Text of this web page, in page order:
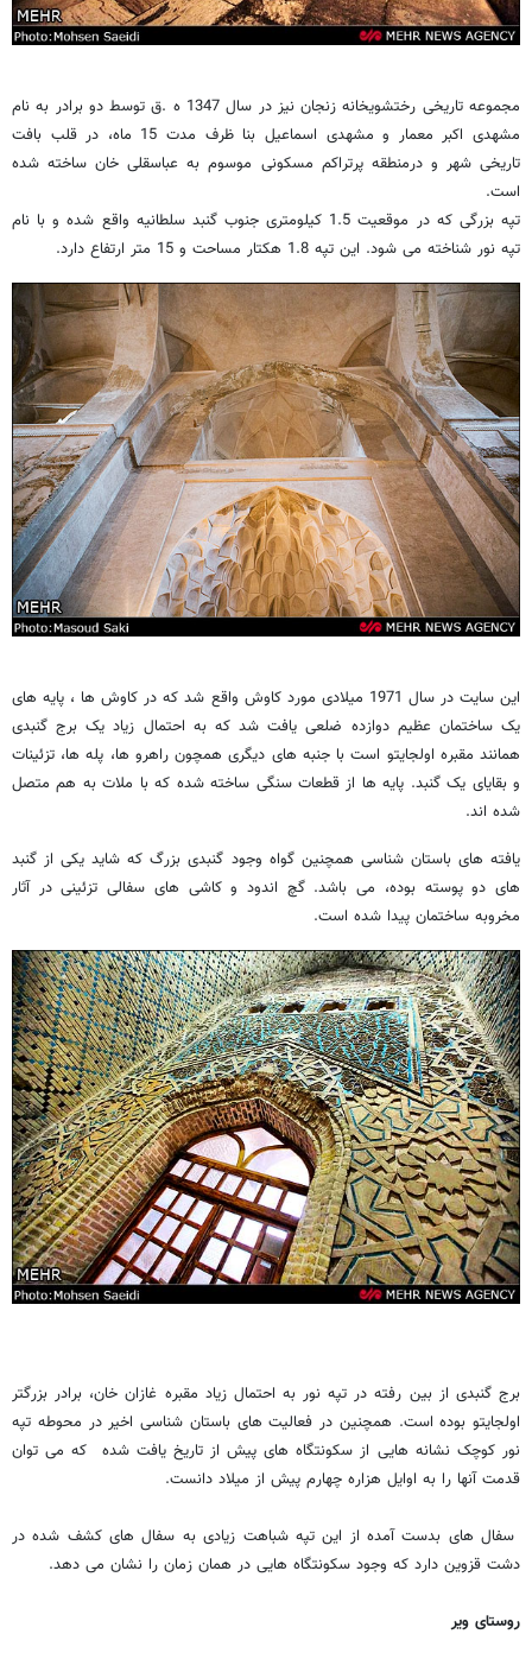
مجموعه تاریخی رختشویخانه زنجان نیز در سال 1347 ه .ق توسط دو برادر به نام
مشهدی اکبر معمار و مشهدی اسماعیل بنا ظرف مدت 15 ماه، در قلب بافت
تاریخی شهر و درمنطقه پرتراکم مسکونی موسوم به عباسقلی خان ساخته شده
است.
تپه بزرگی که در موقعیت 1.5 کیلومتری جنوب گنبد سلطانیه واقع شده و با نام
تپه نور شناخته می شود. این تپه 1.8 هکتار مساحت و 15 متر ارتفاع دارد.
این سایت در سال 1971 میلادی مورد کاوش واقع شد که در کاوش ها ، پایه های
یک ساختمان عظیم دوازده ضلعی یافت شد که به احتمال زیاد یک برج گنبدی
همانند مقبره اولجایتو است با جنبه های دیگری همچون راهرو ها، پله ها، تزئینات
و بقایای یک گنبد. پایه ها از قطعات سنگی ساخته شده که با ملات به هم متصل
شده اند.
یافته های باستان شناسی همچنین گواه وجود گنبدی بزرگ که شاید یکی از گنبد
های دو پوسته بوده، می باشد. گچ اندود و کاشی های سفالی تزئینی در آثار
مخروبه ساختمان پیدا شده است.
برج گنبدی از بین رفته در تپه نور به احتمال زیاد مقبره غازان خان، برادر بزرگتر
اولجایتو بوده است. همچنین در فعالیت های باستان شناسی اخیر در محوطه تپه
نور کوچک نشانه هایی از سکونتگاه های پیش از تاریخ یافت شده که می توان
قدمت آنها را به اوایل هزاره چهارم پیش از میلاد دانست.
سفال های بدست آمده از این تپه شباهت زیادی به سفال های کشف شده در
دشت قزوین دارد که وجود سکونتگاه هایی در همان زمان را نشان می دهد.
روستای ویر